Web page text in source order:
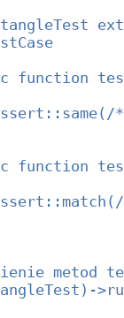
function
function
metod